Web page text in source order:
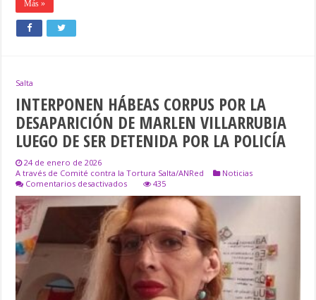
Más »
Salta
INTERPONEN HÁBEAS CORPUS POR LA
DESAPARICIÓN DE MARLEN VILLARRUBIA
LUEGO DE SER DETENIDA POR LA POLICÍA
24 de enero de 2026
A través de Comité contra la Tortura Salta/ANRed
Noticias
Comentarios desactivadosen
INTERPONEN
HÁBEAS
CORPUS
POR
LA
DESAPARICIÓN
MARLEN
VILLARRUBIA
LUEGO
435